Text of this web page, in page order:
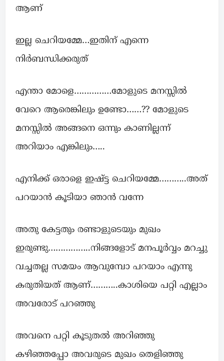
ആണ്
ഇല്ല ചെറിയമ്മേ…ഇതിന് എന്നെ
നിർബന്ധിക്കരുത്
എന്താ മോളെ……………മോളുടെ മനസ്സിൽ
വേറെ ആരെങ്കിലും ഉണ്ടോ……?? മോളുടെ
മനസ്സിൽ അങ്ങനെ ഒന്നും കാണില്ലന്ന്
അറിയാം എങ്കിലും…..
എനിക്ക് ഒരാളെ ഇഷ്ട്ട ചെറിയമ്മേ………..അത്
പറയാൻ കൂടിയാ ഞാൻ വന്നേ
അതു കേട്ടതും രണ്ടാളുടെയും മുഖം
ഇരുണ്ടു……………..നിങ്ങളോട് മനപൂർവ്വം മറച്ചു
വച്ചതല്ല സമയം ആവുമ്പോ പറയാം എന്നു
കരുതിയത് ആണ്………..കാശിയെ പറ്റി എല്ലാം
അവരോട് പറഞ്ഞു
അവനെ പറ്റി കൂടുതൽ അറിഞ്ഞു
കഴിഞ്ഞപ്പോ അവരുടെ മുഖം തെളിഞ്ഞു